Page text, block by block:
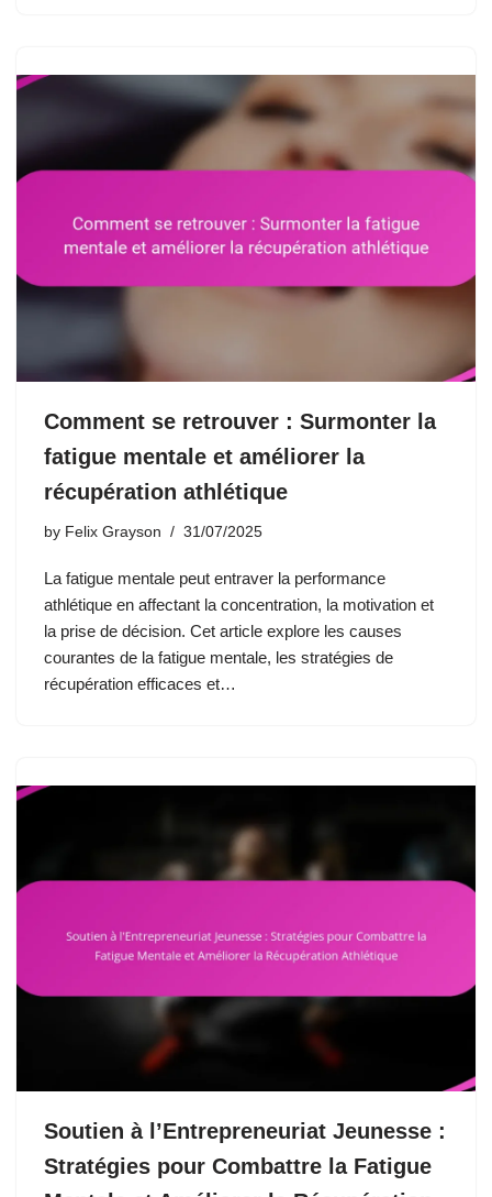
Comment se retrouver : Surmonter la
fatigue mentale et améliorer la
récupération athlétique
by Felix Grayson 31/07/2025
La fatigue mentale peut entraver la performance
athlétique en affectant la concentration, la motivation et
la prise de décision. Cet article explore les causes
courantes de la fatigue mentale, les stratégies de
récupération efficaces et…
Soutien à l’Entrepreneuriat Jeunesse :
Stratégies pour Combattre la Fatigue